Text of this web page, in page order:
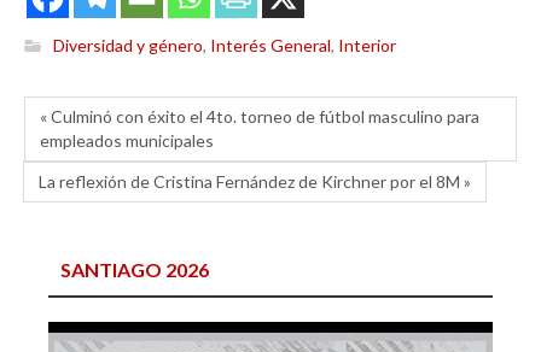
Diversidad y género, Interés General, Interior
« Culminó con éxito el 4to. torneo de fútbol masculino para
empleados municipales
La reflexión de Cristina Fernández de Kirchner por el 8M »
SANTIAGO 2026